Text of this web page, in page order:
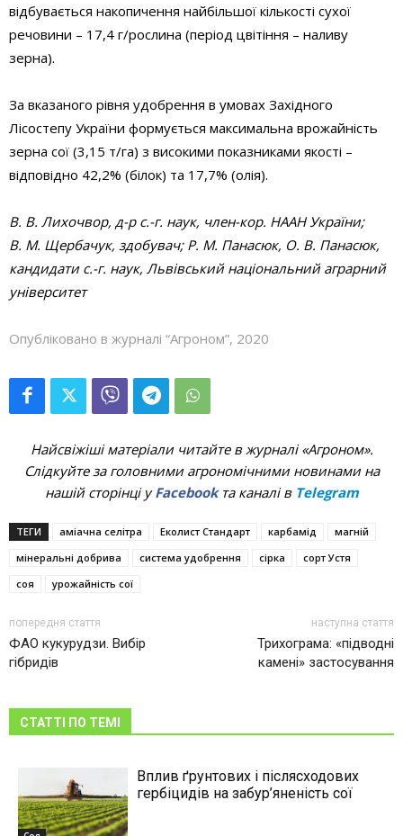
відбувається накопичення найбільшої кількості сухої
речовини – 17,4 г/рослина (період цвітіння – наливу
зерна).
За вказаного рівня удобрення в умовах Західного
Лісостепу України формується максимальна врожайність
зерна сої (3,15 т/га) з високими показниками якості –
відповідно 42,2% (білок) та 17,7% (олія).
В. В. Лихочвор, д-р с.-г. наук, член-кор. НААН України;
В. М. Щербачук, здобувач; Р. М. Панасюк, О. В. Панасюк,
кандидати с.-г. наук, Львівський національний аграрний
університет
Опубліковано в журналі “Агроном”, 2020
Найсвіжіші матеріали читайте в журналі «Агроном».
Слідкуйте за головними агрономічними новинами на
нашій сторінці уFacebookта каналі в Telegram
ТЕГИ аміачна селітра Еколист Стандарт карбамід
магній
мінеральні добрива
система удобрення сірка
сорт Устя
соя
урожайність сої
попередня стаття
ФАО кукурудзи. Вибір
гібридів
наступна стаття
Трихограма: «підводні
камені» застосування
СТАТТІ ПО ТЕМІ
Вплив ґрунтових і післясходових
гербіцидів на забур’яненість сої